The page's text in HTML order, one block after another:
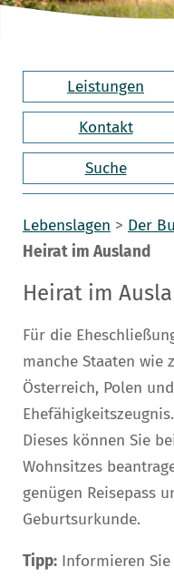
Leistungen
Kontakt
Suche
Lebenslagen > Der
Heirat im Ausland
Heirat im
Für die
manche Staaten wie
Österreich, Polen
Ehefähigkeitszeugnis.
Dieses können Sie
Wohnsitzes
genügen Reisepass
Geburtsurkunde.
Tipp: Informieren